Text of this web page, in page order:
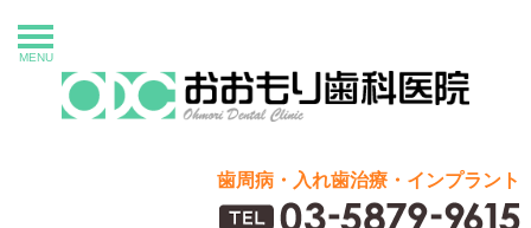
MENU
歯周病・入れ歯治療・インプラント